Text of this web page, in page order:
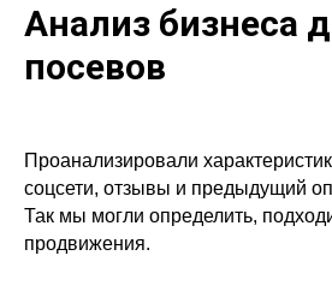
Анализ бизнеса
посевов
Проанализировали
соцсети, отзывы и предыдущий
Так мы могли определить,
продвижения.